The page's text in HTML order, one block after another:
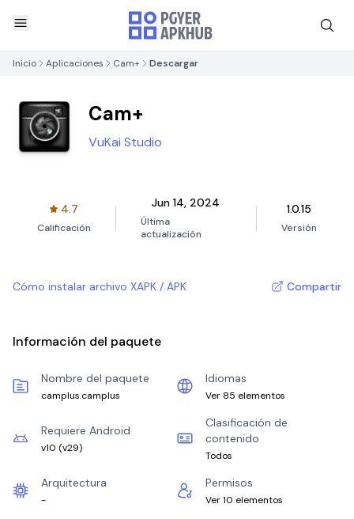
Inicio Aplicaciones Cam+ Descargar
Cam+
VuKai Studio
4.7
Calificación
Jun 14, 2024
Última
actualización
1.0.15
Versión
Cómo instalar archivo XAPK / APK Compartir
Información del paquete
Nombre del paquete
camplus.camplus
Idiomas
Ver 85 elementos
Requiere Android
v10 (v29)
Clasificación de
contenido
Todos
Arquitectura
-
Permisos
Ver 10 elementos